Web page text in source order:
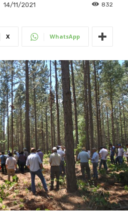
14/11/2021 832
X WhatsApp